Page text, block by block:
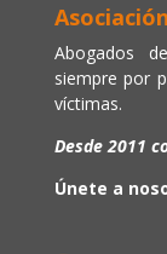
Abogados
siempre por
víctimas.
Desde 2011
Únete a